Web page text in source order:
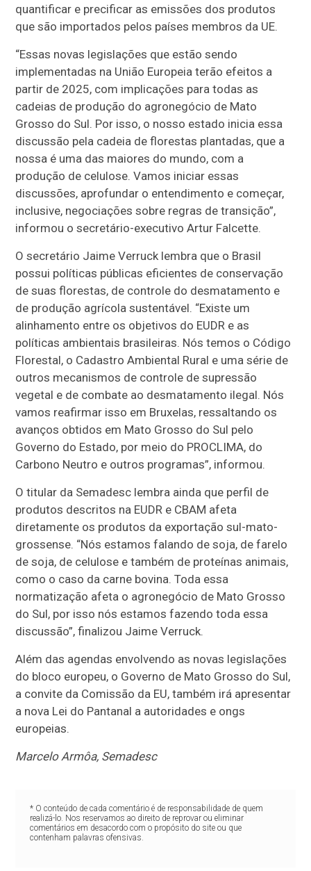
quantificar e precificar as emissões dos produtos
que são importados pelos países membros da UE.
“Essas novas legislações que estão sendo
implementadas na União Europeia terão efeitos a
partir de 2025, com implicações para todas as
cadeias de produção do agronegócio de Mato
Grosso do Sul. Por isso, o nosso estado inicia essa
discussão pela cadeia de florestas plantadas, que a
nossa é uma das maiores do mundo, com a
produção de celulose. Vamos iniciar essas
discussões, aprofundar o entendimento e começar,
inclusive, negociações sobre regras de transição”,
informou o secretário-executivo Artur Falcette.
O secretário Jaime Verruck lembra que o Brasil
possui políticas públicas eficientes de conservação
de suas florestas, de controle do desmatamento e
de produção agrícola sustentável. “Existe um
alinhamento entre os objetivos do EUDR e as
políticas ambientais brasileiras. Nós temos o Código
Florestal, o Cadastro Ambiental Rural e uma série de
outros mecanismos de controle de supressão
vegetal e de combate ao desmatamento ilegal. Nós
vamos reafirmar isso em Bruxelas, ressaltando os
avanços obtidos em Mato Grosso do Sul pelo
Governo do Estado, por meio do PROCLIMA, do
Carbono Neutro e outros programas”, informou.
O titular da Semadesc lembra ainda que perfil de
produtos descritos na EUDR e CBAM afeta
diretamente os produtos da exportação sul-mato-
grossense. “Nós estamos falando de soja, de farelo
de soja, de celulose e também de proteínas animais,
como o caso da carne bovina. Toda essa
normatização afeta o agronegócio de Mato Grosso
do Sul, por isso nós estamos fazendo toda essa
discussão”, finalizou Jaime Verruck.
Além das agendas envolvendo as novas legislações
do bloco europeu, o Governo de Mato Grosso do Sul,
a convite da Comissão da EU, também irá apresentar
a nova Lei do Pantanal a autoridades e ongs
europeias.
Marcelo Armôa, Semadesc
* O conteúdo de cada comentário é de responsabilidade de quem
realizá-lo. Nos reservamos ao direito de reprovar ou eliminar
comentários em desacordo com o propósito do site ou que
contenham palavras ofensivas.